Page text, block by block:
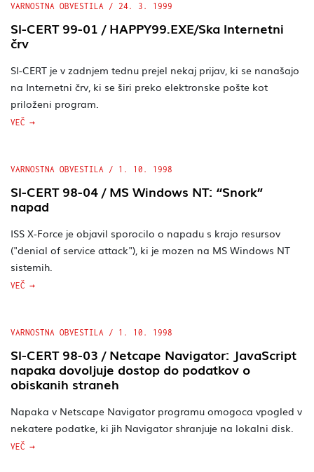
VARNOSTNA OBVESTILA / 24. 3. 1999
SI-CERT 99-01 / HAPPY99.EXE/Ska Internetni
črv
SI-CERT je v zadnjem tednu prejel nekaj prijav, ki se nanašajo
na Internetni črv, ki se širi preko elektronske pošte kot
priloženi program.
VEČ
VARNOSTNA OBVESTILA / 1. 10. 1998
SI-CERT 98-04 / MS Windows NT: “Snork”
napad
ISS X-Force je objavil sporocilo o napadu s krajo resursov
("denial of service attack"), ki je mozen na MS Windows NT
sistemih.
VEČ
VARNOSTNA OBVESTILA / 1. 10. 1998
SI-CERT 98-03 / Netcape Navigator: JavaScript
napaka dovoljuje dostop do podatkov o
obiskanih straneh
Napaka v Netscape Navigator programu omogoca vpogled v
nekatere podatke, ki jih Navigator shranjuje na lokalni disk.
VEČ